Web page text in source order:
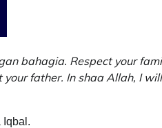
bahagia. Respect your
father. In shaa Allah, I
Iqbal.